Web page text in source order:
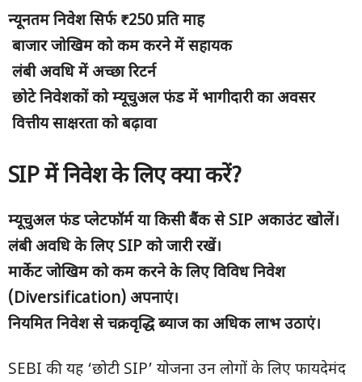
न्यूनतम निवेश सिर्फ ₹250 प्रति माह
बाजार जोखिम को कम करने में सहायक
लंबी अवधि में अच्छा रिटर्न
छोटे निवेशकों को म्यूचुअल फंड में भागीदारी का अवसर
वित्तीय साक्षरता को बढ़ावा
SIP में निवेश के लिए क्या करें?
म्यूचुअल फंड प्लेटफॉर्म या किसी बैंक से SIP अकाउंट खोलें।
लंबी अवधि के लिए SIP को जारी रखें।
मार्केट जोखिम को कम करने के लिए विविध निवेश
(Diversification) अपनाएं।
नियमित निवेश से चक्रवृद्धि ब्याज का अधिक लाभ उठाएं।
SEBI की यह ‘छोटी SIP’ योजना उन लोगों के लिए फायदेमंद